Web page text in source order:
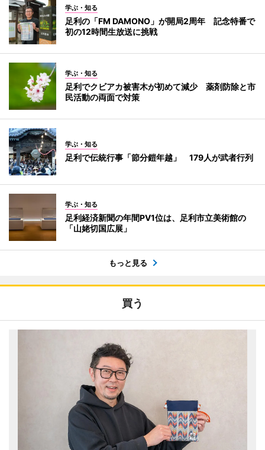
学ぶ・知る
足利の「FM DAMONO」が開局2周年 記念特番で
初の12時間生放送に挑戦
学ぶ・知る
足利でクビアカ被害木が初めて減少 薬剤防除と市
民活動の両面で対策
学ぶ・知る
足利で伝統行事「節分鎧年越」 179人が武者行列
学ぶ・知る
足利経済新聞の年間PV1位は、足利市立美術館の
「山姥切国広展」
もっと見る
買う